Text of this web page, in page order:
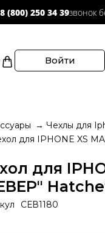
8 (800) 250 34 39звонок
Войти
Чехлы для
для IPHONE XS
для
СЕВ1180